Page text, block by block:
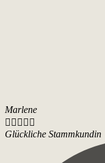
Marlene
    
Glückliche Stammkundin